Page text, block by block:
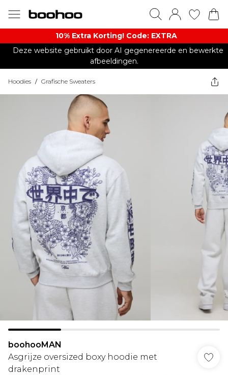
10% Extra Korting! Code: EXTRA​
Deze website gebruikt door AI gegenereerde en bewerkte
afbeeldingen.
Hoodies / Grafische Sweaters
boohooMAN
Asgrijze oversized boxy hoodie met
drakenprint